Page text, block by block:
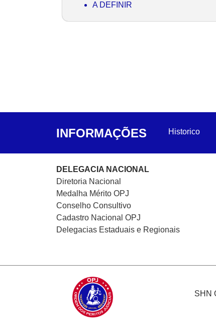
A DEFINIR
INFORMAÇÕES Historico
DELEGACIA NACIONAL
Diretoria Nacional
Medalha Mérito OPJ
Conselho Consultivo
Cadastro Nacional OPJ
Delegacias Estaduais e Regionais
SHN